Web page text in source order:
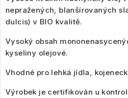
nepražených, blanšírovaných
dulcis) v BIO kvalitě.
Vysoký obsah
kyseliny olejové.
Vhodné pro lehká jídla,
Výrobek je certifikován u